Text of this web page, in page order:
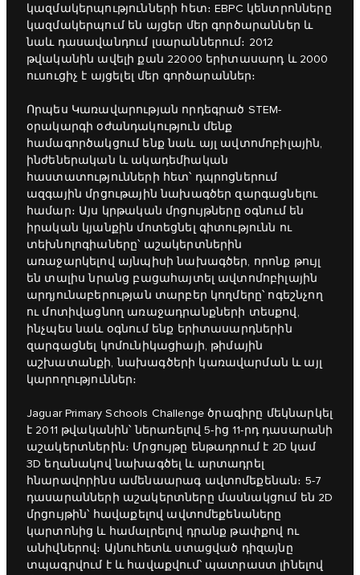
կազմակերպությունների հետ։ EBPC կենտրոնները
կազմակերպում են այցեր մեր գործարաններ և
նաև դասավանդում լսարաններում։ 2012
թվականին ավելի քան 22000 երիտասարդ և 2000
ուսուցիչ է այցելել մեր գործարաններ։
Որպես Կառավարության որդեգրած STEM-
օրակարգի օժանդակություն մենք
համագործակցում ենք նաև այլ ավտոմոբիլային,
ինժեներական և ակադեմիական
հաստատությունների հետ՝ դպրոցներում
ազգային մրցութային նախագծեր զարգացնելու
համար։ Այս կրթական մրցույթները օգնում են
իրական կյանքին մոտեցնել գիտությունն ու
տեխնոլոգիաները՝ աշակերտներին
առաջարկելով այնպիսի նախագծեր, որոնք թույլ
են տալիս նրանց բացահայտել ավտոմոբիլային
արդյունաբերության տարբեր կողմերը՝ ոգեշնչող
ու մոտիվացնող առաջադրանքների տեսքով,
ինչպես նաև օգնում ենք երիտասարդներին
զարգացնել կոմունիկացիայի, թիմային
աշխատանքի, նախագծերի կառավարման և այլ
կարողություններ։
Jaguar Primary Schools Challenge ծրագիրը մեկնարկել
է 2011 թվականին՝ ներառելով 5-ից 11-րդ դասարանի
աշակերտներին։ Մրցույթը ենթադրում է 2D կամ
3D եղանակով նախագծել և արտադրել
հնարավորինս ամենաարագ ավտոմեքենան։ 5-7
դասարանների աշակերտները մասնակցում են 2D
մրցույթին՝ հավաքելով ավտոմեքենաները
կարտոնից և համալրելով դրանք թափքով ու
անիվներով։ Այնուհետև ստացված դիզայնը
տպագրվում է և հավաքվում՝ պատրաստ լինելով